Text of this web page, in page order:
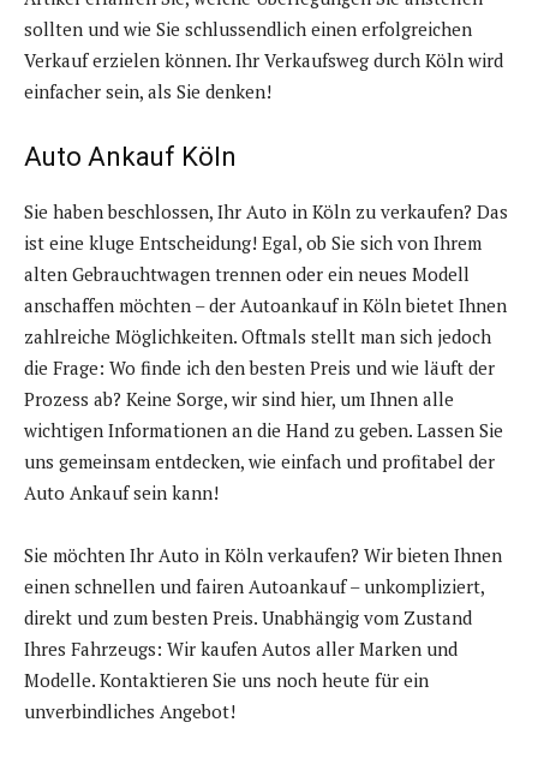
sollten und wie Sie schlussendlich einen erfolgreichen
Verkauf erzielen können. Ihr Verkaufsweg durch Köln wird
einfacher sein, als Sie denken!
Auto Ankauf Köln
Sie haben beschlossen, Ihr Auto in Köln zu verkaufen? Das
ist eine kluge Entscheidung! Egal, ob Sie sich von Ihrem
alten Gebrauchtwagen trennen oder ein neues Modell
anschaffen möchten – der Autoankauf in Köln bietet Ihnen
zahlreiche Möglichkeiten. Oftmals stellt man sich jedoch
die Frage: Wo finde ich den besten Preis und wie läuft der
Prozess ab? Keine Sorge, wir sind hier, um Ihnen alle
wichtigen Informationen an die Hand zu geben. Lassen Sie
uns gemeinsam entdecken, wie einfach und profitabel der
Auto Ankauf sein kann!
Sie möchten Ihr Auto in Köln verkaufen? Wir bieten Ihnen
einen schnellen und fairen Autoankauf – unkompliziert,
direkt und zum besten Preis. Unabhängig vom Zustand
Ihres Fahrzeugs: Wir kaufen Autos aller Marken und
Modelle. Kontaktieren Sie uns noch heute für ein
unverbindliches Angebot!